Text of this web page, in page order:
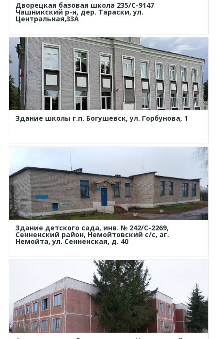
Дворецкая базовая школа 235/С-9147
Чашникский р-н, дер. Тараски, ул.
Центральная,33А
Здание школы г.п. Богушевск, ул. Горбунова, 1
Здание детского сада, инв. № 242/С-2269,
Сенненский район, Немойтовский с/с, аг.
Немойта, ул. Сенненская, д. 40